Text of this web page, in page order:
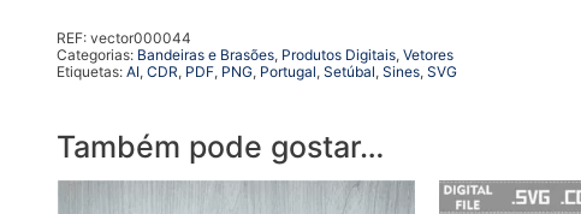
REF: vector000044
Categorias: Bandeiras e Brasões, Produtos Digitais, Vetores
Etiquetas: AI, CDR, PDF, PNG, Portugal, Setúbal, Sines, SVG
Também pode gostar…